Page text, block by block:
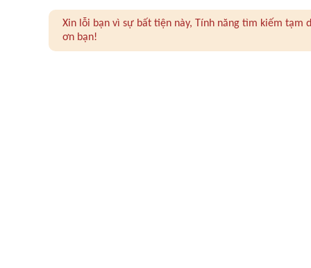
Xin lỗi bạn vì sự bất tiện này, Tính năng tìm kiếm
ơn bạn!